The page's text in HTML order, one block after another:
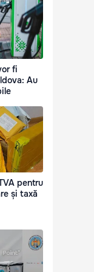
fi
Au
pentru
și taxă